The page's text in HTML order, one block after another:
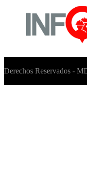
Derechos Reservados -